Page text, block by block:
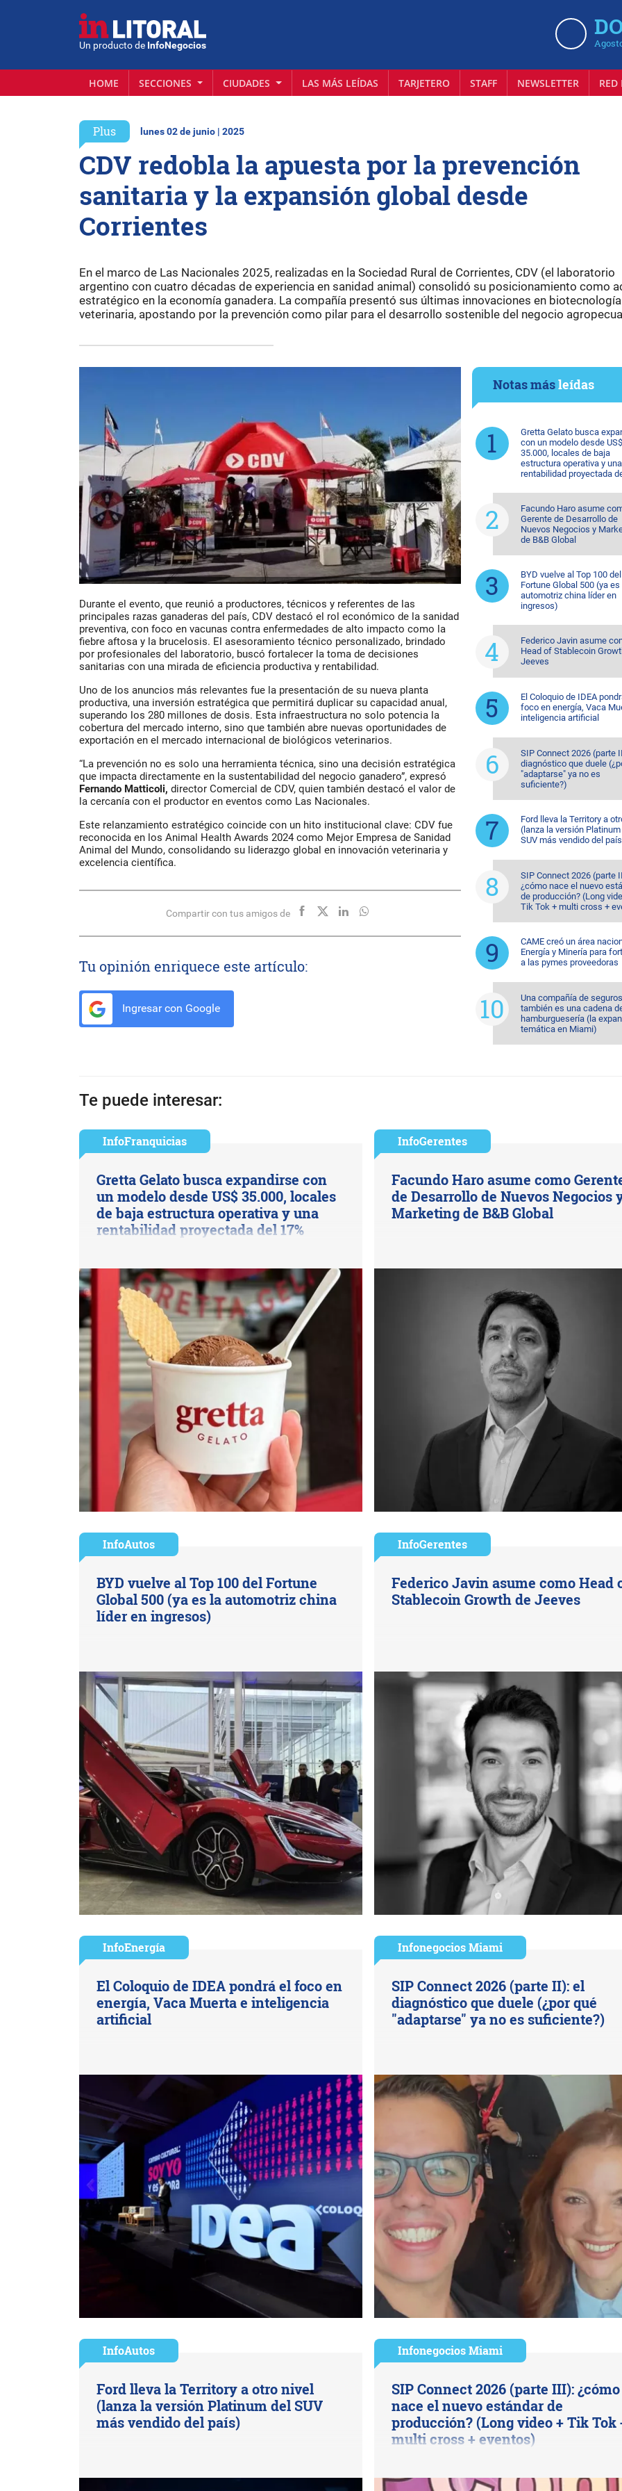
Un producto de InfoNegocios
HOME SECCIONES CIUDADES LAS MÁS LEÍDAS TARJETERO STAFF NEWSLETTER
Plus lunes 02 de junio | 2025
CDV redobla la apuesta por la prevención
sanitaria y la expansión global desde
Corrientes
En el marco de Las Nacionales 2025, realizadas en la Sociedad Rural de Corrientes, CDV (el laboratorio
argentino con cuatro décadas de experiencia en sanidad animal) consolidó su posicionamiento como
estratégico en la economía ganadera. La compañía presentó sus últimas innovaciones en biotecnología
veterinaria, apostando por la prevención como pilar para el desarrollo sostenible del negocio
Durante el evento, que reunió a productores, técnicos y referentes de las
principales razas ganaderas del país, CDV destacó el rol económico de la sanidad
preventiva, con foco en vacunas contra enfermedades de alto impacto como la
fiebre aftosa y la brucelosis. El asesoramiento técnico personalizado, brindado
por profesionales del laboratorio, buscó fortalecer la toma de decisiones
sanitarias con una mirada de eficiencia productiva y rentabilidad.
Uno de los anuncios más relevantes fue la presentación de su nueva planta
productiva, una inversión estratégica que permitirá duplicar su capacidad anual,
superando los 280 millones de dosis. Esta infraestructura no solo potencia la
cobertura del mercado interno, sino que también abre nuevas oportunidades de
exportación en el mercado internacional de biológicos veterinarios.
“La prevención no es solo una herramienta técnica, sino una decisión estratégica
que impacta directamente en la sustentabilidad del negocio ganadero”, expresó
Fernando Matticoli, director Comercial de CDV, quien también destacó el valor de
la cercanía con el productor en eventos como Las Nacionales.
Este relanzamiento estratégico coincide con un hito institucional clave: CDV fue
reconocida en los Animal Health Awards 2024 como Mejor Empresa de Sanidad
Animal del Mundo, consolidando su liderazgo global en innovación veterinaria y
excelencia científica.
Compartir con tus amigos de
Tu opinión enriquece este artículo:
Ingresar con Google
Notas másleídas
Gretta Gelato busca
con un modelo desde US$
35.000, locales de baja
estructura operativa y una
rentabilidad proyectada
Facundo Haro asume
Gerente de Desarrollo de
Nuevos Negocios y
de B&B Global
BYD vuelve al Top 100 del
Fortune Global 500 (ya es
automotriz china líder en
ingresos)
Federico Javin asume
Head of Stablecoin
Jeeves
El Coloquio de IDEA
foco en energía, Vaca
inteligencia artificial
SIP Connect 2026 (parte
diagnóstico que duele
"adaptarse" ya no es
suficiente?)
Ford lleva la Territory a
(lanza la versión
SUV más vendido del
SIP Connect 2026 (parte
¿cómo nace el nuevo
de producción? (Long
Tik Tok + multi cross +
CAME creó un área
Energía y Minería para
a las pymes proveedoras
Una compañía de
también es una cadena
hamburguesería (la
temática en Miami)
Te puede interesar:
InfoFranquicias
Gretta Gelato busca expandirse con
un modelo desde US$ 35.000, locales
de baja estructura operativa y una
rentabilidad proyectada del 17%
InfoGerentes
Facundo Haro asume como
de Desarrollo de Nuevos Negocios
Marketing de B&B Global
InfoAutos
BYD vuelve al Top 100 del Fortune
Global 500 (ya es la automotriz china
líder en ingresos)
InfoGerentes
Federico Javin asume como Head
Stablecoin Growth de Jeeves
InfoEnergía
El Coloquio de IDEA pondrá el foco en
energía, Vaca Muerta e inteligencia
artificial
Infonegocios Miami
SIP Connect 2026 (parte II): el
diagnóstico que duele (¿por qué
"adaptarse" ya no es suficiente?)
InfoAutos
Ford lleva la Territory a otro nivel
(lanza la versión Platinum del SUV
más vendido del país)
Infonegocios Miami
SIP Connect 2026 (parte III): ¿cómo
nace el nuevo estándar de
producción? (Long video + Tik Tok
multi cross + eventos)